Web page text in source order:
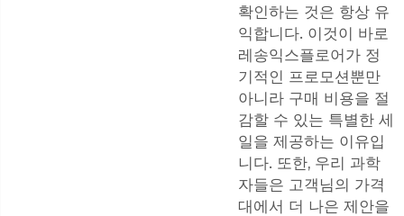
확인하는 것은 항상 유
익합니다. 이것이 바로
레송익스플로어가 정
기적인 프로모션뿐만
아니라 구매 비용을 절
감할 수 있는 특별한 세
일을 제공하는 이유입
니다. 또한, 우리 과학
자들은 고객님의 가격
대에서 더 나은 제안을